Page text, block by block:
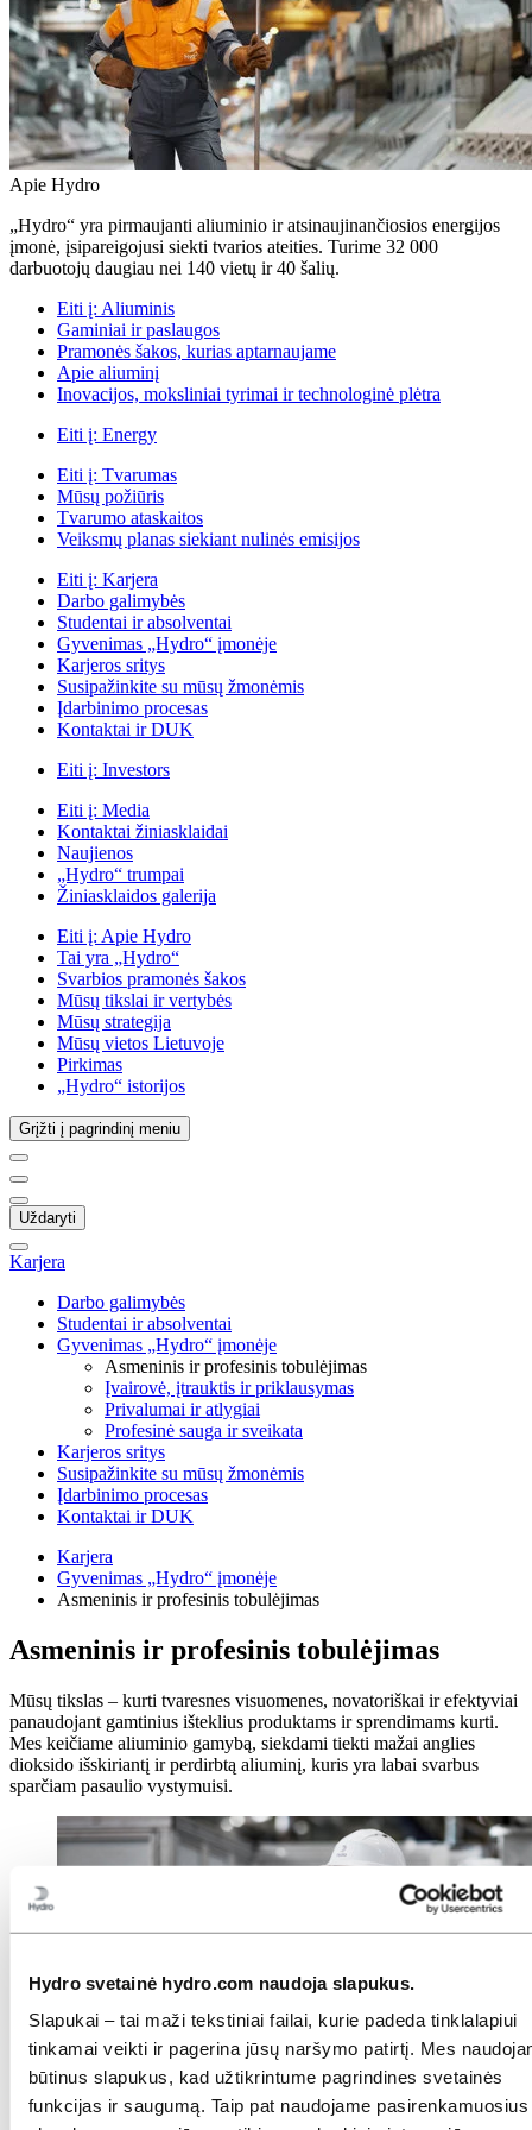
Hydro svetainė hydro.com naudoja slapukus.
Slapukai – tai maži tekstiniai failai, kurie padeda tinklalapiui
tinkamai veikti ir pagerina jūsų naršymo patirtį. Mes
būtinus slapukus, kad užtikrintume pagrindines svetainės
funkcijas ir saugumą. Taip pat naudojame pasirenkamuosius
Apie Hydro
„Hydro“ yra pirmaujanti aliuminio ir atsinaujinančiosios energijos
įmonė, įsipareigojusi siekti tvarios ateities. Turime 32 000
darbuotojų daugiau nei 140 vietų ir 40 šalių.
Eiti į: Aliuminis
Gaminiai ir paslaugos
Pramonės šakos, kurias aptarnaujame
Apie aliuminį
Inovacijos, moksliniai tyrimai ir technologinė plėtra
Eiti į: Energy
Eiti į: Tvarumas
Mūsų požiūris
Tvarumo ataskaitos
Veiksmų planas siekiant nulinės emisijos
Eiti į: Karjera
Darbo galimybės
Studentai ir absolventai
Gyvenimas „Hydro“ įmonėje
Karjeros sritys
Susipažinkite su mūsų žmonėmis
Įdarbinimo procesas
Kontaktai ir DUK
Eiti į: Investors
Eiti į: Media
Kontaktai žiniasklaidai
Naujienos
„Hydro“ trumpai
Žiniasklaidos galerija
Eiti į: Apie Hydro
Tai yra „Hydro“
Svarbios pramonės šakos
Mūsų tikslai ir vertybės
Mūsų strategija
Mūsų vietos Lietuvoje
Pirkimas
„Hydro“ istorijos
Grįžti į pagrindinį meniu
Uždaryti
Karjera
Darbo galimybės
Studentai ir absolventai
Gyvenimas „Hydro“ įmonėje
Asmeninis ir profesinis tobulėjimas
Įvairovė, įtrauktis ir priklausymas
Privalumai ir atlygiai
Profesinė sauga ir sveikata
Karjeros sritys
Susipažinkite su mūsų žmonėmis
Įdarbinimo procesas
Kontaktai ir DUK
Karjera
Gyvenimas „Hydro“ įmonėje
Asmeninis ir profesinis tobulėjimas
Asmeninis ir profesinis tobulėjimas
Mūsų tikslas – kurti tvaresnes visuomenes, novatoriškai ir efektyviai
panaudojant gamtinius išteklius produktams ir sprendimams kurti.
Mes keičiame aliuminio gamybą, siekdami tiekti mažai anglies
dioksido išskiriantį ir perdirbtą aliuminį, kuris yra labai svarbus
sparčiam pasaulio vystymuisi.
Jūsų augimas – mūsų prioritetas